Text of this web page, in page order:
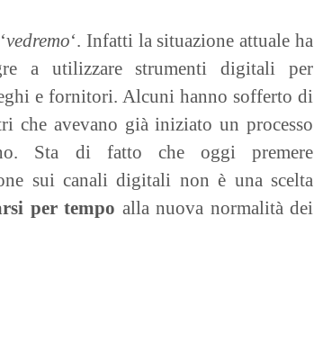
vedremo‘. Infatti la situazione attuale ha
a utilizzare strumenti digitali per
e fornitori. Alcuni hanno sofferto di
che avevano già iniziato un processo
Sta di fatto che oggi premere
sui canali digitali non è una scelta
per tempo alla nuova normalità dei